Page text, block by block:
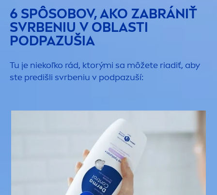
6 SPÔSOBOV, AKO ZABRÁNIŤ
SVRBENIU V OBLASTI
PODPAZUŠIA
Tu je niekoľko rád, ktorými sa môžete riadiť, aby
ste predišli svrbeniu v podpazuší: